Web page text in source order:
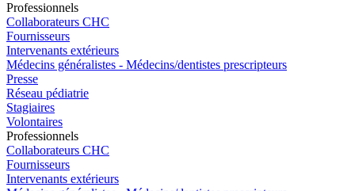
Professionnels
Collaborateurs CHC
Fournisseurs
Intervenants extérieurs
Médecins généralistes - Médecins/dentistes prescripteurs
Presse
Réseau pédiatrie
Stagiaires
Volontaires
Professionnels
Collaborateurs CHC
Fournisseurs
Intervenants extérieurs